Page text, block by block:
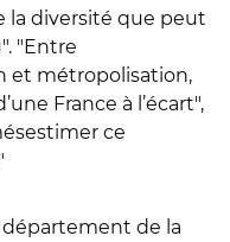
la diversité que peut
"Entre
et métropolisation,
France à l’écart",
ce
de la